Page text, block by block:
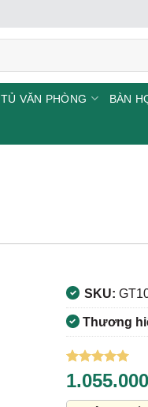
TỦ VĂN PHÒNG BÀN
SKU:
Thương
5trên 5
dựa trên
2
đánh giá
1.055.000